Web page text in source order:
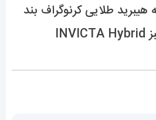
هیبرید طلایی کرنوگراف بند
رابر مشکی صفحه سبز INVICTA Hybrid